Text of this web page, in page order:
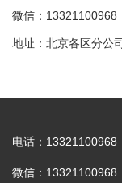
微信：13321100968
地址：北京各区分公
电话：13321100968
微信：13321100968